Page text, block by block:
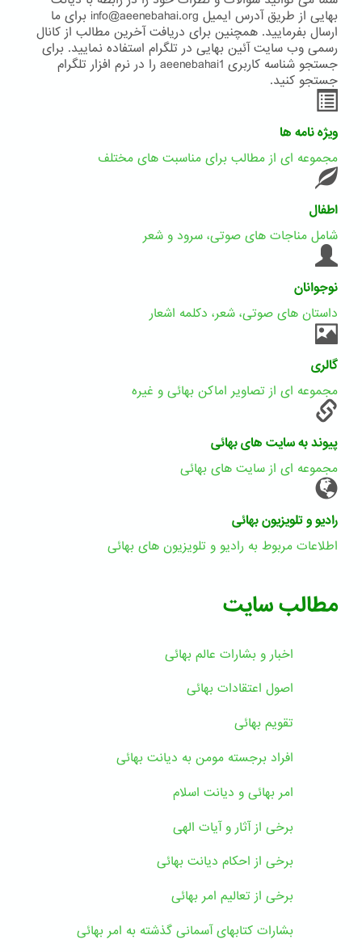
بهایی از طریق آدرس ایمیل info@aeenebahai.org برای ما
ارسال بفرمایید. همچنین برای دریافت آخرین مطالب از کانال
رسمی وب سایت آئین بهایی در تلگرام استفاده نمایید. برای
جستجو شناسه کاربری aeenebahai1 را در نرم افزار تلگرام
جستجو کنید.
ویژه نامه ها
مجموعه ای از مطالب برای مناسبت های مختلف
اطفال
شامل مناجات های صوتی، سرود و شعر
نوجوانان
داستان های صوتی، شعر، دکلمه اشعار
گالری
مجموعه ای از تصاویر اماکن بهائی و غیره
پیوند به سایت های بهائی
مجموعه ای از سایت های بهائی
رادیو و تلویزیون بهائی
اطلاعات مربوط به رادیو و تلویزیون های بهائی
مطالب سایت
اخبار و بشارات عالم بهائى
اصول اعتقادات بهائی
تقویم بهائی
افراد برجسته مومن به دیانت بهائی
امر بهائی و دیانت اسلام
برخی از آثار و آیات الهی
برخی از احکام دیانت بهائی
برخی از تعالیم امر بهائی
بشارات کتابهای آسمانی گذشته به امر بهائی